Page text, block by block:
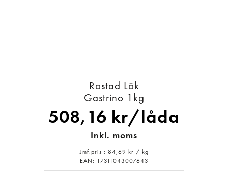
Rostad Lök
Gastrino 1kg
508,16 kr/låda
Inkl. moms
Jmf.pris : 84,69 kr / kg
EAN: 17311043007643